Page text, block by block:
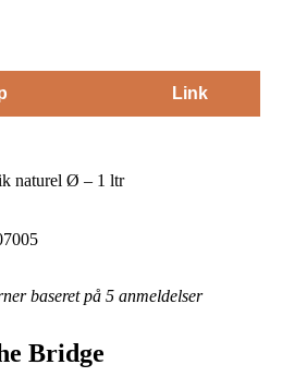
Link
naturel Ø – 1 ltr
baseret på 5 anmeldelser
Bridge